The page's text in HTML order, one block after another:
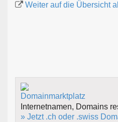
Weiter auf die Übersicht
Internetnamen, Domains
» Jetzt .ch oder .swiss